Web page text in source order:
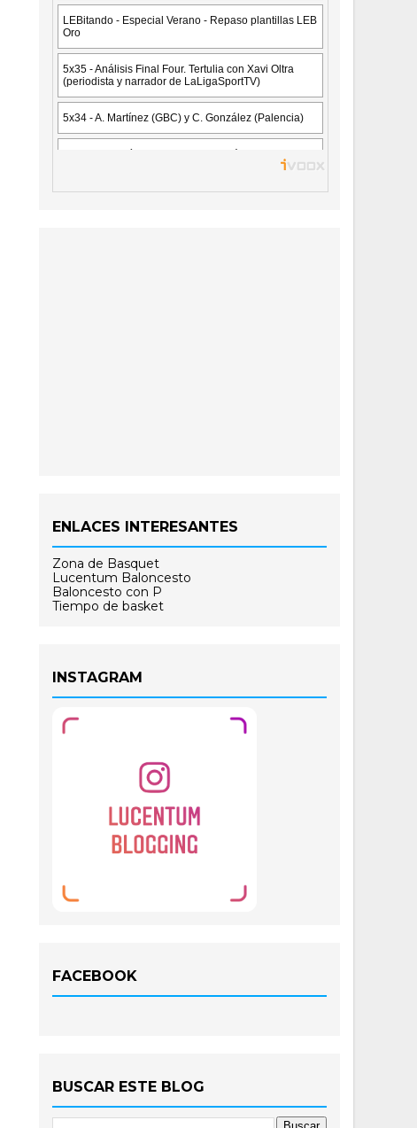
ENLACES INTERESANTES
Zona de Basquet
Lucentum Baloncesto
Baloncesto con P
Tiempo de basket
INSTAGRAM
FACEBOOK
BUSCAR ESTE BLOG